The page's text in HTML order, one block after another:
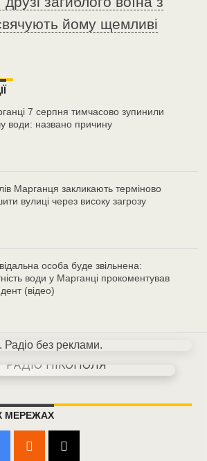
йому щемливі
7 серпня тимчасово зупинили
води: названо причину
Марганця закликають терміново
вулиці через високу загрозу
особа буде звільнена:
води у Марганці прокоментував
(відео)
МЕРЕЖАХ